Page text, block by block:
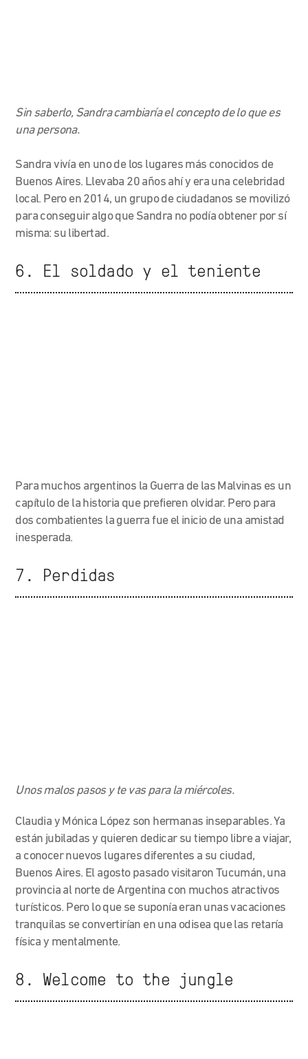
Sin saberlo, Sandra cambiaría el concepto de lo que es
una persona.
Sandra vivía en uno de los lugares más conocidos de
Buenos Aires. Llevaba 20 años ahí y era una celebridad
local. Pero en 2014, un grupo de ciudadanos se movilizó
para conseguir algo que Sandra no podía obtener por sí
misma: su libertad.
6. El soldado y el teniente
Para muchos argentinos la Guerra de las Malvinas es un
capítulo de la historia que prefieren olvidar. Pero para
dos combatientes la guerra fue el inicio de una amistad
inesperada.
7. Perdidas
Unos malos pasos y te vas para la miércoles.
Claudia y Mónica López son hermanas inseparables. Ya
están jubiladas y quieren dedicar su tiempo libre a viajar,
a conocer nuevos lugares diferentes a su ciudad,
Buenos Aires. El agosto pasado visitaron Tucumán, una
provincia al norte de Argentina con muchos atractivos
turísticos. Pero lo que se suponía eran unas vacaciones
tranquilas se convertirían en una odisea que las retaría
física y mentalmente.
8. Welcome to the jungle